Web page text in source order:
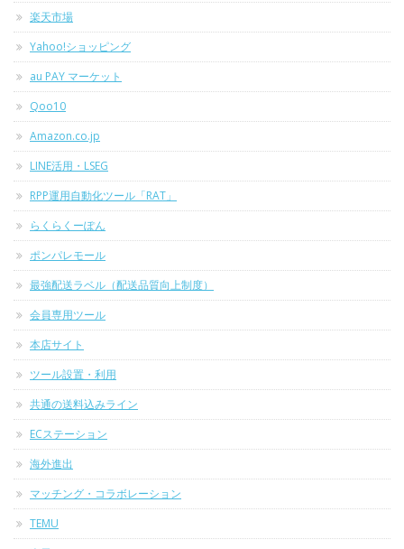
楽天市場
Yahoo!ショッピング
au PAY マーケット
Qoo10
Amazon.co.jp
LINE活用・LSEG
RPP運用自動化ツール「RAT」
らくらくーぽん
ポンパレモール
最強配送ラベル（配送品質向上制度）
会員専用ツール
本店サイト
ツール設置・利用
共通の送料込みライン
ECステーション
海外進出
マッチング・コラボレーション
TEMU